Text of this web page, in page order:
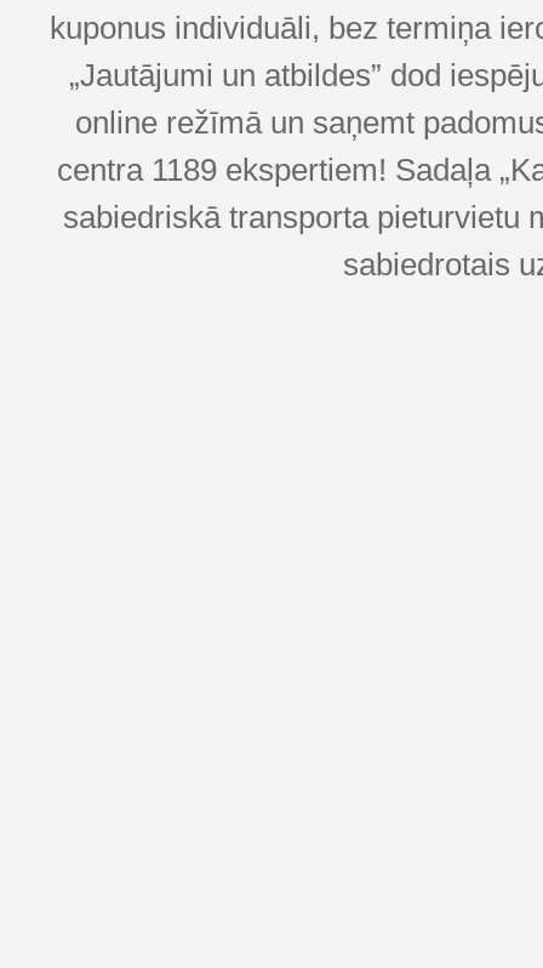
kuponus individuāli, bez termiņa
„Jautājumi un atbildes” dod
online režīmā un saņemt
centra 1189 ekspertiem! Sadaļa
sabiedriskā transporta pieturvietu
sabiedrotais